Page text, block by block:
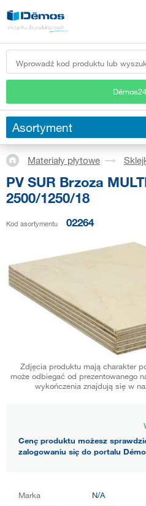
Asortyment
Materiały płytowe
PV SUR Brzoza
2500/1250/18
Kod asortymentu 02264
Zdjęcia produktu mają charakter
może odbiegać od prezentowanego
wykończenia znajdują się w
Cenę produktu możesz
zalogowaniu się do portalu
Marka
N/A